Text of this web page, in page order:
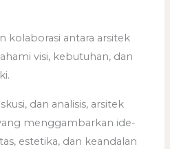
kolaborasi antara arsitek
visi, kebutuhan, dan
dan analisis, arsitek
menggambarkan ide-
estetika, dan keandalan